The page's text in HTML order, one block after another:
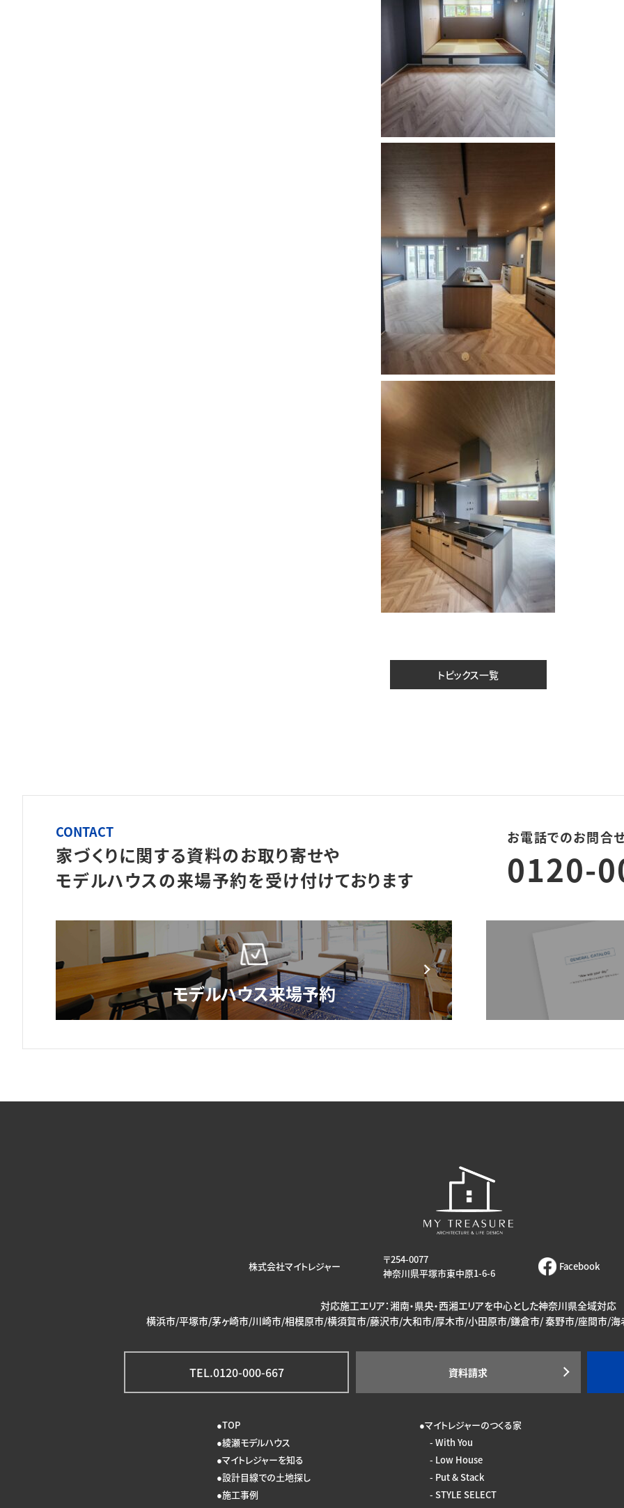
トピックス一覧
CONTACT
家づくりに関する資料のお取り寄せや
モデルハウスの来場予約を受け付けております
お電話でのお問合
0120-
株式会社マイトレジャー
〒254-0077
神奈川県平塚市東中原1-6-6
Facebook
対応施工エリア：湘南・県央・西湘エリアを中心とした神奈川県全域対応
横浜市/平塚市/茅ヶ崎市/川崎市/相模原市/横須賀市/藤沢市/大和市/厚木市/小田原市/鎌倉市/ 秦野市/座間市/
TEL.0120-000-667 資料請求
TOP
綾瀬モデルハウス
マイトレジャーを知る
設計目線での土地探し
施工事例
マイトレジャーのつくる家
With You
Low House
Put & Stack
STYLE SELECT